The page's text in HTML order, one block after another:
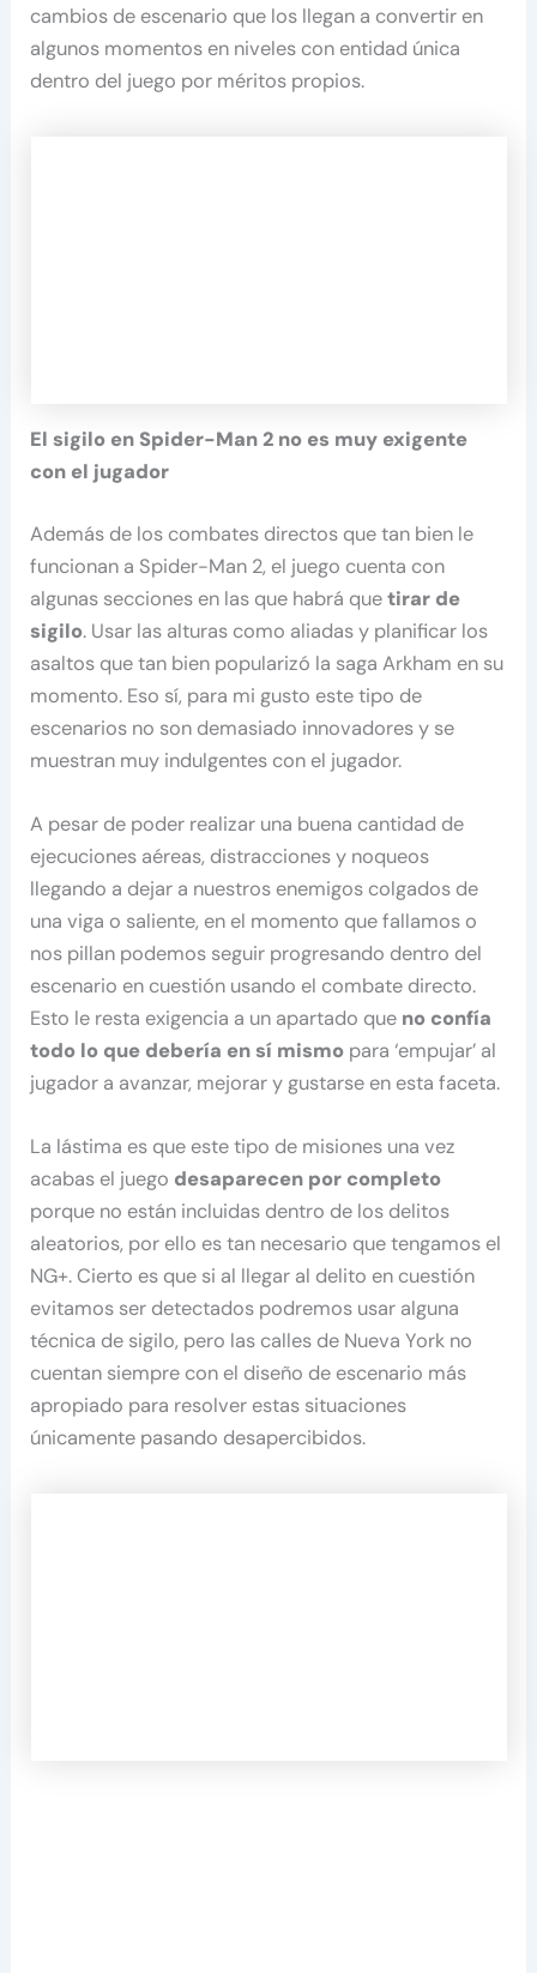
cambios de escenario que los llegan a convertir en
algunos momentos en niveles con entidad única
dentro del juego por méritos propios.
El sigilo en Spider-Man 2 no es muy exigente
con el jugador
Además de los combates directos que tan bien le
funcionan a Spider-Man 2, el juego cuenta con
algunas secciones en las que habrá quetirar de
sigilo. Usar las alturas como aliadas y planificar los
asaltos que tan bien popularizó la saga Arkham en su
momento. Eso sí, para mi gusto este tipo de
escenarios no son demasiado innovadores y se
muestran muy indulgentes con el jugador.
A pesar de poder realizar una buena cantidad de
ejecuciones aéreas, distracciones y noqueos
llegando a dejar a nuestros enemigos colgados de
una viga o saliente, en el momento que fallamos o
nos pillan podemos seguir progresando dentro del
escenario en cuestión usando el combate directo.
Esto le resta exigencia a un apartado que no confía
todo lo que debería en sí mismo para ‘empujar’ al
jugador a avanzar, mejorar y gustarse en esta faceta.
La lástima es que este tipo de misiones una vez
acabas el juego desaparecen por completo
porque no están incluidas dentro de los delitos
aleatorios, por ello es tan necesario que tengamos el
NG+. Cierto es que si al llegar al delito en cuestión
evitamos ser detectados podremos usar alguna
técnica de sigilo, pero las calles de Nueva York no
cuentan siempre con el diseño de escenario más
apropiado para resolver estas situaciones
únicamente pasando desapercibidos.